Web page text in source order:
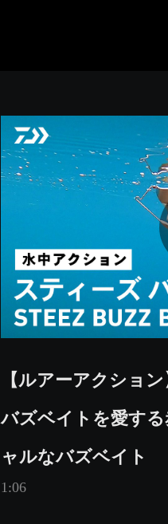
【ルアーアクショ
バズベイトを愛す
ャルなバズベイト
1:06